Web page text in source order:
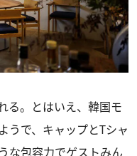
る。とはいえ、韓国モ
うで、キャップとTシャ
な包容力でゲストみん